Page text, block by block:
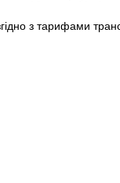
з тарифами